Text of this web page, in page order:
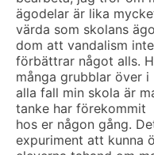
ägodelar är lika
värda som skolans
dom att vandalism inte
förbättrar något alls.
många grubblar över i
alla fall min skola är
tanke har förekommit
hos er någon gång.
expuriment att kunna